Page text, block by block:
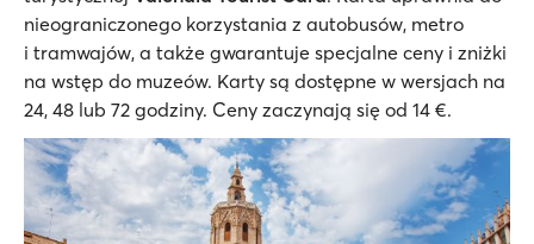
nieograniczonego korzystania z autobusów, metro
i tramwajów, a także gwarantuje specjalne ceny i zniżki
na wstęp do muzeów. Karty są dostępne w wersjach na
24, 48 lub 72 godziny. Ceny zaczynają się od 14 €.